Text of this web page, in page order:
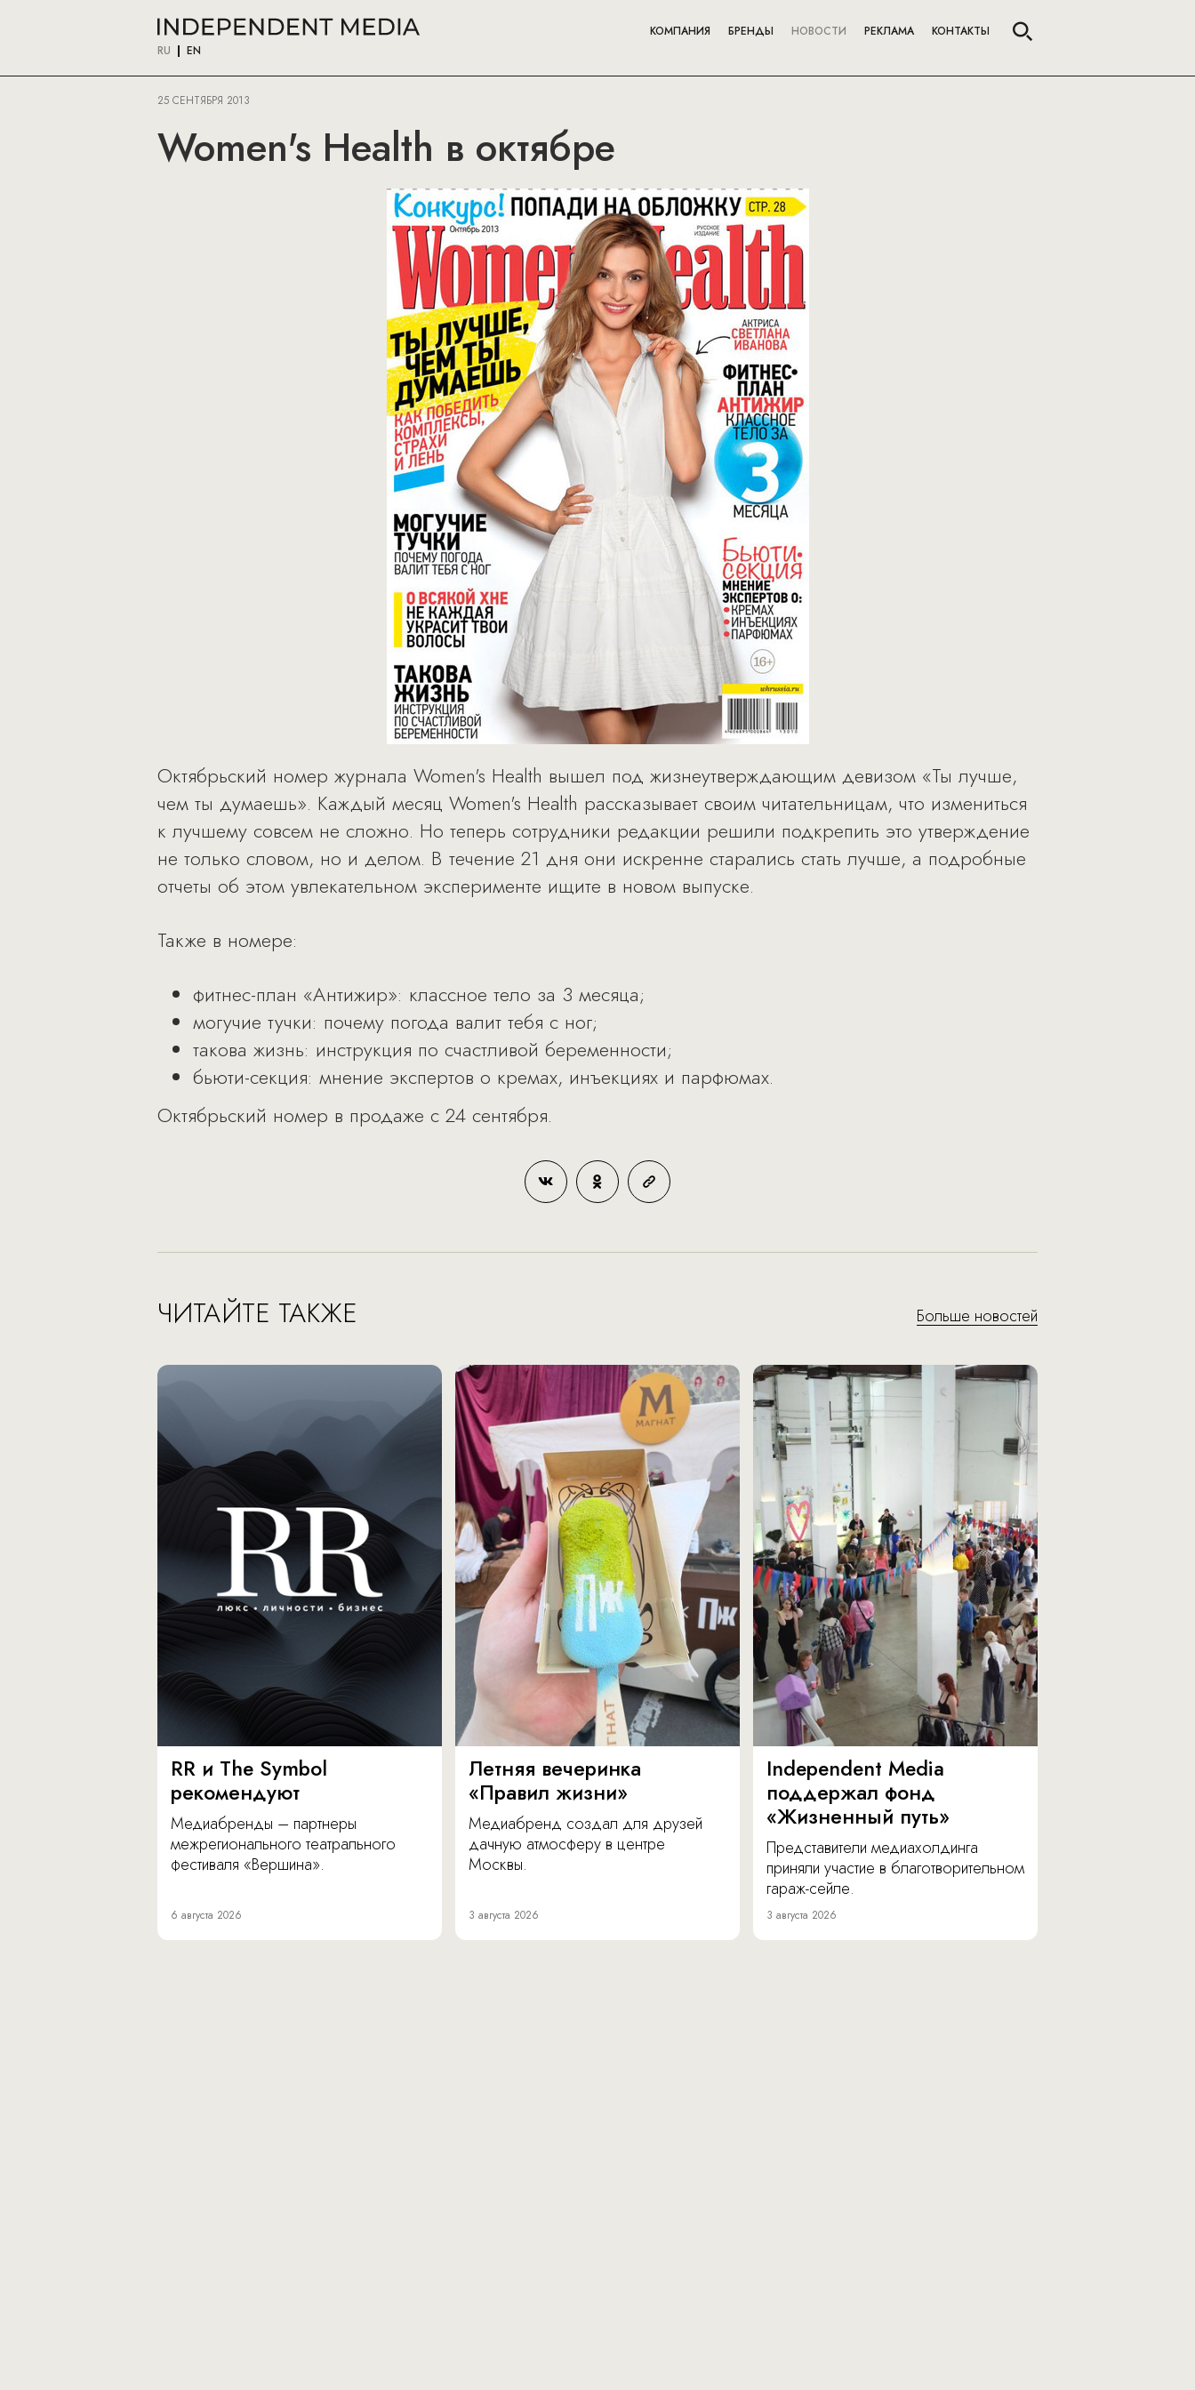
RU EN
КОМПАНИЯ БРЕНДЫ НОВОСТИ РЕКЛАМА КОНТАКТЫ
25 СЕНТЯБРЯ 2013
Women's Health в октябре
Октябрьский номер журнала Women's Health вышел под жизнеутверждающим девизом «Ты лучше,
чем ты думаешь». Каждый месяц Women's Health рассказывает своим читательницам, что измениться
к лучшему совсем не сложно. Но теперь сотрудники редакции решили подкрепить это утверждение
не только словом, но и делом. В течение 21 дня они искренне старались стать лучше, а подробные
отчеты об этом увлекательном эксперименте ищите в новом выпуске.
Также в номере:
фитнес-план «Антижир»: классное тело за 3 месяца;
могучие тучки: почему погода валит тебя с ног;
такова жизнь: инструкция по счастливой беременности;
бьюти-секция: мнение экспертов о кремах, инъекциях и парфюмах.
Октябрьский номер в продаже с 24 сентября.
ЧИТАЙТЕ ТАКЖЕ Больше новостей
RR и The Symbol
рекомендуют
Медиабренды – партнеры
межрегионального театрального
фестиваля «Вершина».
6 августа 2026
Летняя вечеринка
«Правил жизни»
Медиабренд создал для друзей
дачную атмосферу в центре
Москвы.
3 августа 2026
Independent Media
поддержал фонд
«Жизненный путь»
Представители медиахолдинга
приняли участие в благотворительном
гараж-сейле.
3 августа 2026